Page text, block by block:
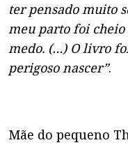
ter pensado muito
meu parto foi cheio
medo. (…) O livro
perigoso nascer”.
Mãe do pequeno